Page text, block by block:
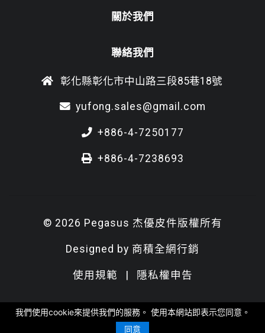
關於我們
聯絡我們
彰化縣彰化市中山路三段85巷18號
yufong.sales@gmail.com
+886-4-7250177
+886-4-7238693
© 2026 Pegasus 杰優皮件版權所有
Designed by 商積全網行銷
使用規範 | 隱私權申告
我們使用cookie來提供我們的服務。 使用本網站即表示您同意。
同意